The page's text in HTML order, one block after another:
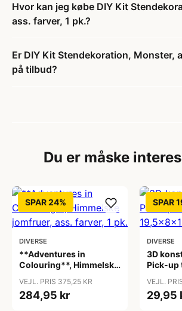
Hvor kan jeg købe DIY Kit
ass. farver, 1 pk.?
Er DIY Kit Stendekoration, Monster,
på tilbud?
Du er måske
SPAR 24%
DIVERSE
**Adventures in
Colouring**, Himmelske
pk.
VEJL. PRIS 375,25 KR
284,95 kr
SPAR
DIVERSE
3D
Pick-up
VEJL.
29,95